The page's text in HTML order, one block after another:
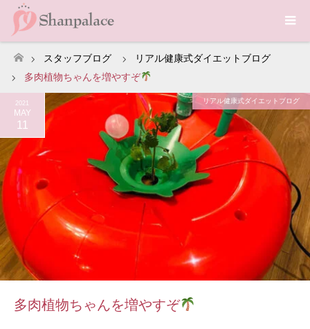
ホーム
スタッフブログ
リアル健康式ダイエットブログ
多肉植物ちゃんを増やすぞ
2021
MAY
11
リアル健康式ダイエットブログ
多肉植物ちゃんを増やすぞ